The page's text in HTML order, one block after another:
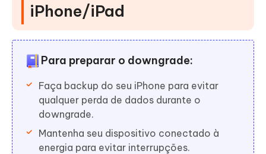
iPhone/iPad
Para preparar o downgrade:
Faça backup do seu iPhone para evitar
qualquer perda de dados durante o
downgrade.
Mantenha seu dispositivo conectado à
energia para evitar interrupções.